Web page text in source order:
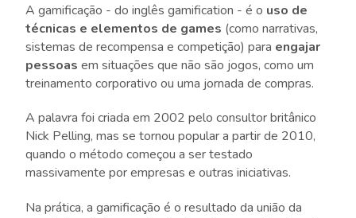
A gamificação - do inglês gamification - é o uso de
técnicas e elementos de games (como narrativas,
sistemas de recompensa e competição) para engajar
pessoas em situações que não são jogos, como um
treinamento corporativo ou uma jornada de compras.
A palavra foi criada em 2002 pelo consultor britânico
Nick Pelling, mas se tornou popular a partir de 2010,
quando o método começou a ser testado
massivamente por empresas e outras iniciativas.
Na prática, a gamificação é o resultado da união da